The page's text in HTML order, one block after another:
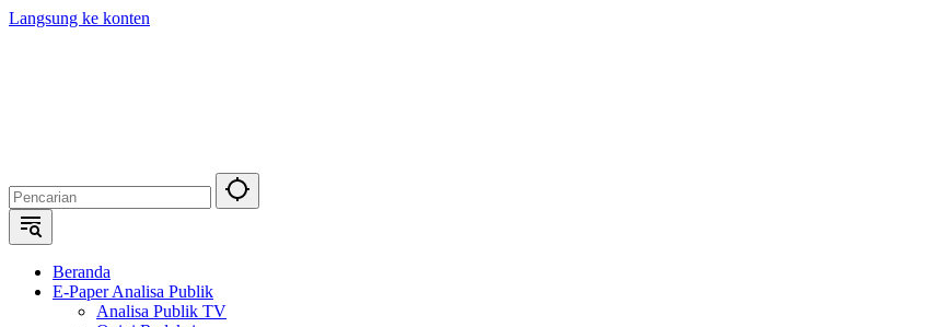
Langsung ke konten
Beranda
E-Paper Analisa Publik
Analisa Publik TV